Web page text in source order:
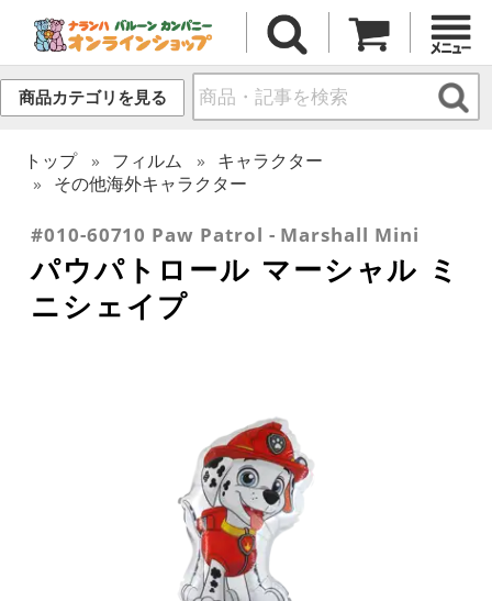
商品カテゴリを見る
トップ フィルム
キャラクター
その他海外キャラクター
#010-60710 Paw Patrol - Marshall Mini
パウパトロール マーシャル ミ
ニシェイプ